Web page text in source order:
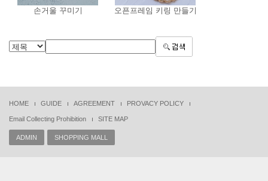
손거울 꾸미기 오픈프레임 키링 만들기
HOME GUIDE AGREEMENT PROVACY POLICY
Email Collecting Prohibition SITE MAP
ADMIN SHOPPING MALL